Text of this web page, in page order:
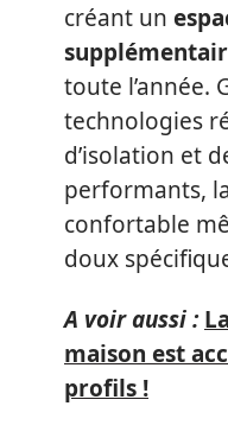
créant un
toute l’année.
technologies
d’isolation et
performants,
confortable
doux
A voir aussi :
maison est
profils !